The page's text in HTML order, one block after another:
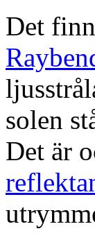
Det
solen
Det är